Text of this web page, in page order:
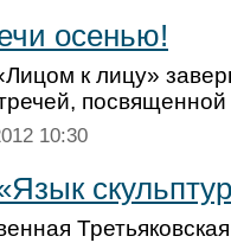
осенью!
к лицу»
10:30